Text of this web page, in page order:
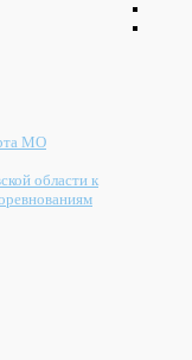
МО
области к